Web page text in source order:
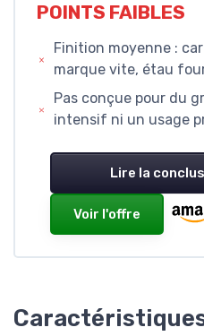
POINTS FAIBLES
Finition moyenne :
marque vite, étau
Pas conçue pour du
intensif ni un usage
Lire la
Voir l'offre